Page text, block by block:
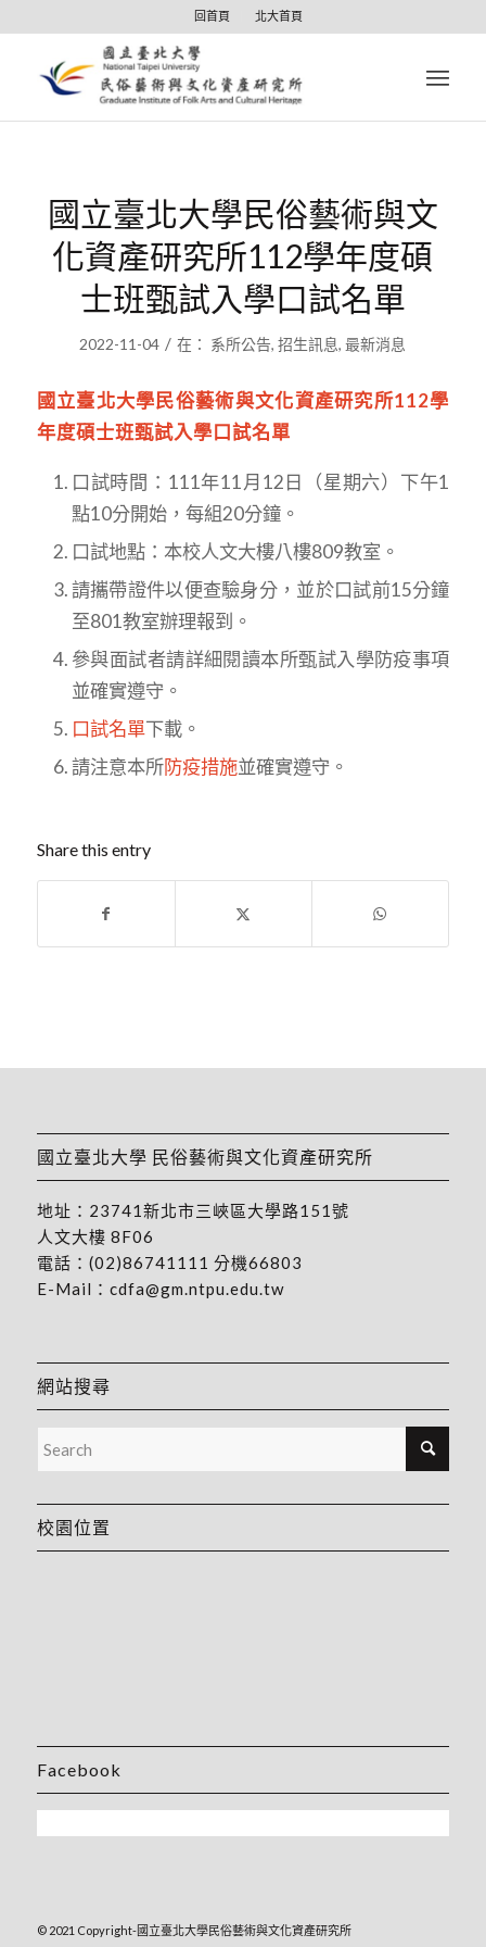
回首頁 北大首頁
國立臺北大學民俗藝術與文
化資產研究所112學年度碩
士班甄試入學口試名單
2022-11-04 / 在： 系所公告,招生訊息,最新消息
國立臺北大學民俗藝術與文化資產研究所112學
年度碩士班甄試入學口試名單
口試時間：111年11月12日（星期六）下午1
點10分開始，每組20分鐘。
口試地點：本校人文大樓八樓809教室。
請攜帶證件以便查驗身分，並於口試前15分鐘
至801教室辦理報到。
參與面試者請詳細閱讀本所甄試入學防疫事項
並確實遵守。
口試名單下載。
請注意本所防疫措施並確實遵守。
Share this entry
國立臺北大學 民俗藝術與文化資產研究所
地址： 23741新北市三峽區大學路151號
人文大樓 8F06
電話： (02)86741111 分機66803
E-Mail： cdfa@gm.ntpu.edu.tw
網站搜尋
校園位置
Facebook
© 2021 Copyright-國立臺北大學民俗藝術與文化資產研究所